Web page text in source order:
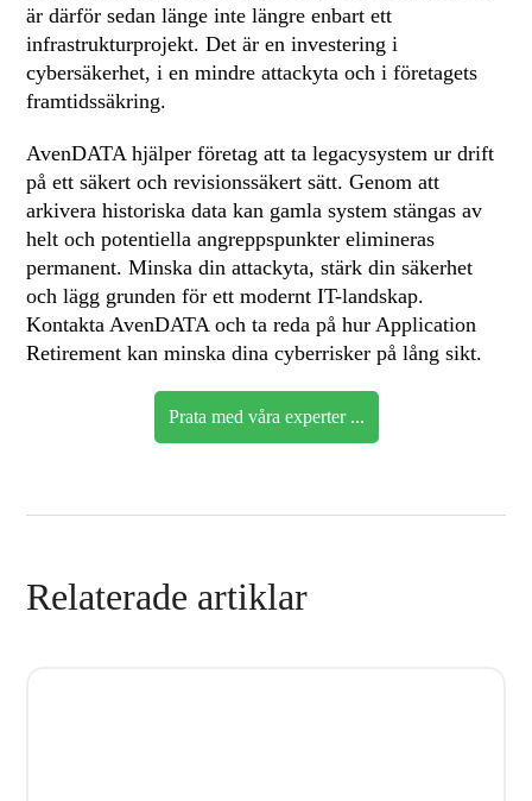
är därför sedan länge inte längre enbart ett
infrastrukturprojekt. Det är en investering i
cybersäkerhet, i en mindre attackyta och i företagets
framtidssäkring.
AvenDATA hjälper företag att ta legacysystem ur drift
på ett säkert och revisionssäkert sätt. Genom att
arkivera historiska data kan gamla system stängas av
helt och potentiella angreppspunkter elimineras
permanent. Minska din attackyta, stärk din säkerhet
och lägg grunden för ett modernt IT-landskap.
Kontakta AvenDATA och ta reda på hur Application
Retirement kan minska dina cyberrisker på lång sikt.
Prata med våra experter ...
Relaterade artiklar